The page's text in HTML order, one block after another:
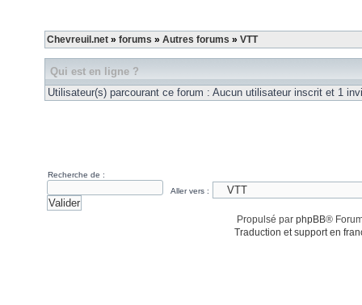
Chevreuil.net » forums » Autres forums » VTT
Qui est en ligne ?
Utilisateur(s) parcourant ce forum : Aucun utilisateur inscrit et 1
Recherche de :
Aller vers :
Propulsé par phpBB®
Traduction et support en